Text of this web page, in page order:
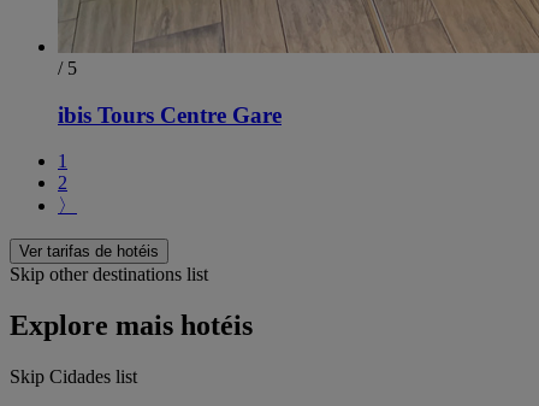
/ 5
ibis Tours Centre Gare
1
2
〉
Ver tarifas de hotéis
Skip other destinations list
Explore mais hotéis
Skip Cidades list